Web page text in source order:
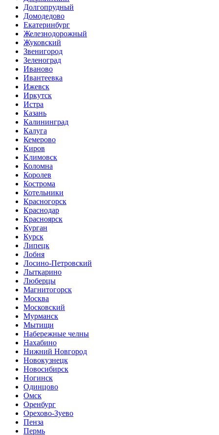
Долгопрудный
Домодедово
Екатеринбург
Железнодорожный
Жуковский
Звенигород
Зеленоград
Иваново
Ивантеевка
Ижевск
Иркутск
Истра
Казань
Калининград
Калуга
Кемерово
Киров
Климовск
Коломна
Королев
Кострома
Котельники
Красногорск
Краснодар
Красноярск
Курган
Курск
Липецк
Лобня
Лосино-Петровский
Лыткарино
Люберцы
Магнитогорск
Москва
Московский
Мурманск
Мытищи
Набережные челны
Нахабино
Нижний Новгород
Новокузнецк
Новосибирск
Ногинск
Одинцово
Омск
Оренбург
Орехово-Зуево
Пенза
Пермь